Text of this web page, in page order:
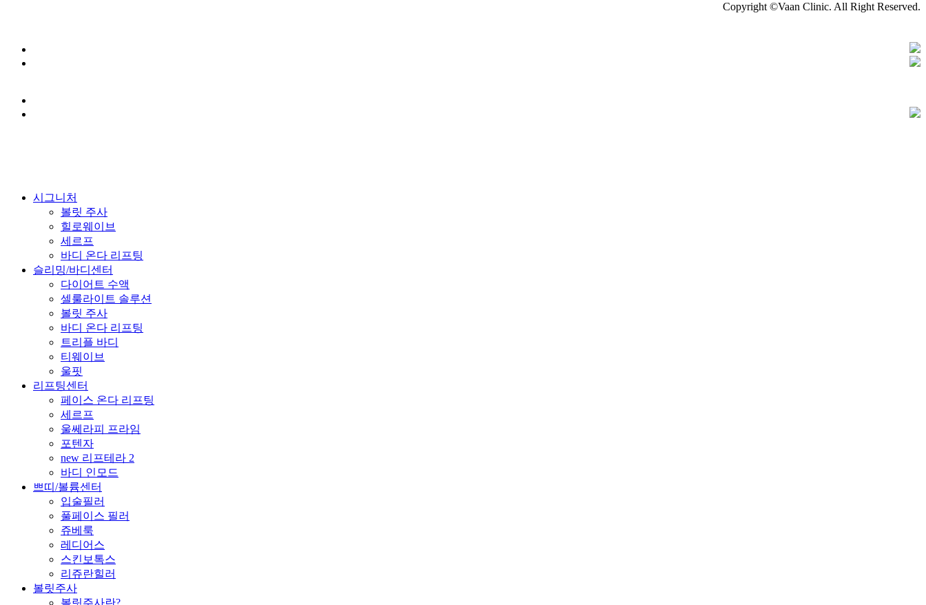
Copyright ©Vaan Clinic. All Right Reserved.
Close
시그니처
볼릿 주사
힐로웨이브
세르프
바디 온다 리프팅
슬리밍/바디센터
다이어트 수액
셀룰라이트 솔루션
볼릿 주사
바디 온다 리프팅
트리플 바디
티웨이브
울핏
리프팅센터
페이스 온다 리프팅
세르프
울쎄라피 프라임
포텐자
new 리프테라 2
바디 인모드
쁘띠/볼륨센터
입술필러
풀페이스 필러
쥬베룩
레디어스
스킨보톡스
리쥬란힐러
볼릿주사
볼릿주사란?